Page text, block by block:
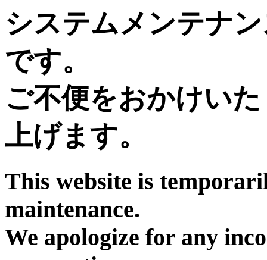
システムメンテナ
です。
ご不便をおかけい
上げます。
This website is
maintenance.
We apologize for any